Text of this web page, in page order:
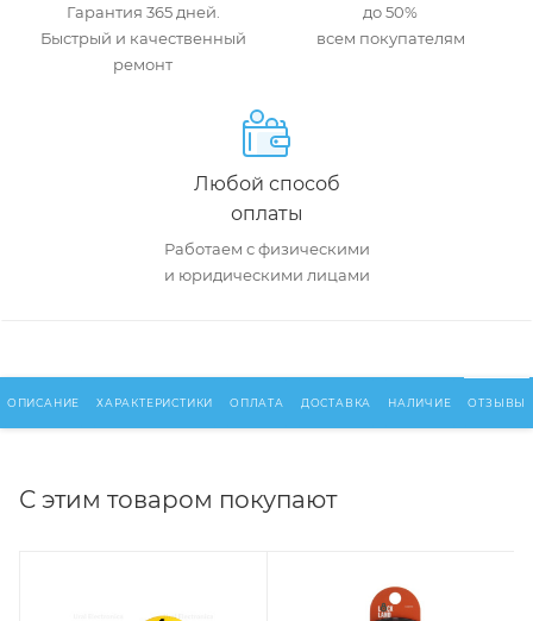
Гарантия 365 дней.
Быстрый и качественный
ремонт
до 50%
всем покупателям
Любой способ
оплаты
Работаем с физическими
и юридическими лицами
ОПИСАНИЕ ХАРАКТЕРИСТИКИ ОПЛАТА ДОСТАВКА НАЛИЧИЕ ОТЗЫВЫ
С этим товаром покупают